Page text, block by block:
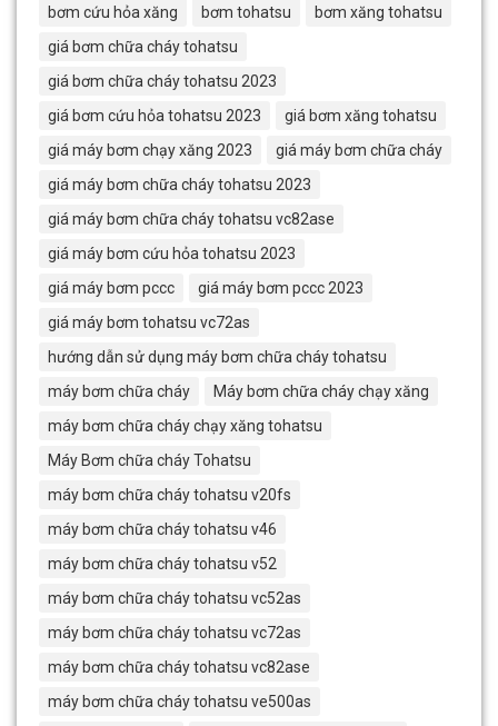
bơm cứu hỏa xăng bơm tohatsu
bơm xăng tohatsu
giá bơm chữa cháy tohatsu
giá bơm chữa cháy tohatsu 2023
giá bơm cứu hỏa tohatsu 2023
giá bơm xăng tohatsu
giá máy bơm chạy xăng 2023
giá máy bơm chữa cháy
giá máy bơm chữa cháy tohatsu 2023
giá máy bơm chữa cháy tohatsu vc82ase
giá máy bơm cứu hỏa tohatsu 2023
giá máy bơm pccc
giá máy bơm pccc 2023
giá máy bơm tohatsu vc72as
hướng dẫn sử dụng máy bơm chữa cháy tohatsu
máy bơm chữa cháy
Máy bơm chữa cháy chạy xăng
máy bơm chữa cháy chạy xăng tohatsu
Máy Bơm chữa cháy Tohatsu
máy bơm chữa cháy tohatsu v20fs
máy bơm chữa cháy tohatsu v46
máy bơm chữa cháy tohatsu v52
máy bơm chữa cháy tohatsu vc52as
máy bơm chữa cháy tohatsu vc72as
máy bơm chữa cháy tohatsu vc82ase
máy bơm chữa cháy tohatsu ve500as